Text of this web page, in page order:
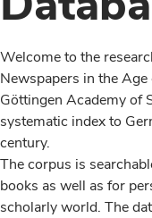
Welcome to the
Newspapers in the
Göttingen Academy of
systematic index to
century.
The corpus is
books as well as for
scholarly world. The